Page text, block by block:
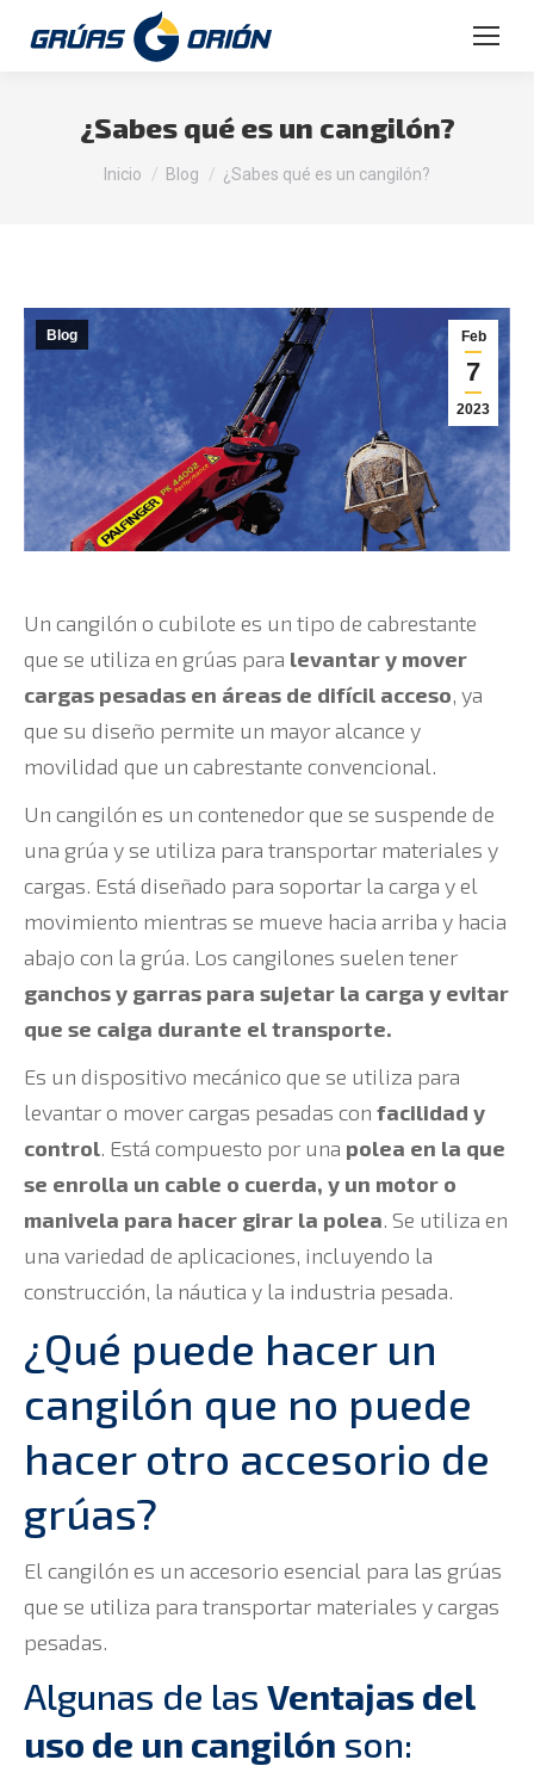
Buscar:
¿Sabes qué es un cangilón?
Estás aquí:
Inicio Blog ¿Sabes qué es un cangilón?
Feb
7
2023
Blog
Un cangilón o cubilote es un tipo de cabrestante
que se utiliza en grúas para levantar y mover
cargas pesadas en áreas de difícil acceso, ya
que su diseño permite un mayor alcance y
movilidad que un cabrestante convencional.
Un cangilón es un contenedor que se suspende de
una grúa y se utiliza para transportar materiales y
cargas. Está diseñado para soportar la carga y el
movimiento mientras se mueve hacia arriba y hacia
abajo con la grúa. Los cangilones suelen tener
ganchos y garras para sujetar la carga y evitar
que se caiga durante el transporte.
Es un dispositivo mecánico que se utiliza para
levantar o mover cargas pesadas con facilidad y
control. Está compuesto por una polea en la que
se enrolla un cable o cuerda, y un motor o
manivela para hacer girar la polea. Se utiliza en
una variedad de aplicaciones, incluyendo la
construcción, la náutica y la industria pesada.
¿Qué puede hacer un
cangilón que no puede
hacer otro accesorio de
grúas?
El cangilón es un accesorio esencial para las grúas
que se utiliza para transportar materiales y cargas
pesadas.
Algunas de las Ventajas del
uso de un cangilón son: